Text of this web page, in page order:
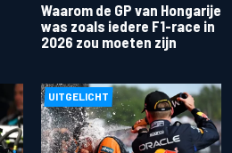
Waarom de GP van Hongarije
was zoals iedere F1-race in
2026 zou moeten zijn
UITGELICHT